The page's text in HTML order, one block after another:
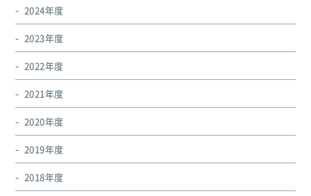
2024年度
2023年度
2022年度
2021年度
2020年度
2019年度
2018年度